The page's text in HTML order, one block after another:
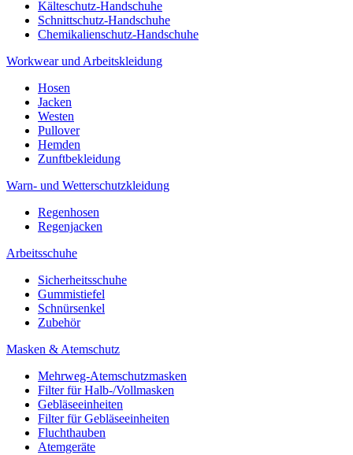
Kälteschutz-Handschuhe
Schnittschutz-Handschuhe
Chemikalienschutz-Handschuhe
Workwear und Arbeitskleidung
Hosen
Jacken
Westen
Pullover
Hemden
Zunftbekleidung
Warn- und Wetterschutzkleidung
Regenhosen
Regenjacken
Arbeitsschuhe
Sicherheitsschuhe
Gummistiefel
Schnürsenkel
Zubehör
Masken & Atemschutz
Mehrweg-Atemschutzmasken
Filter für Halb-/Vollmasken
Gebläseeinheiten
Filter für Gebläseeinheiten
Fluchthauben
Atemgeräte